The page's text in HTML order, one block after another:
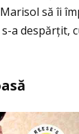
să îi
a despărţit,
ă